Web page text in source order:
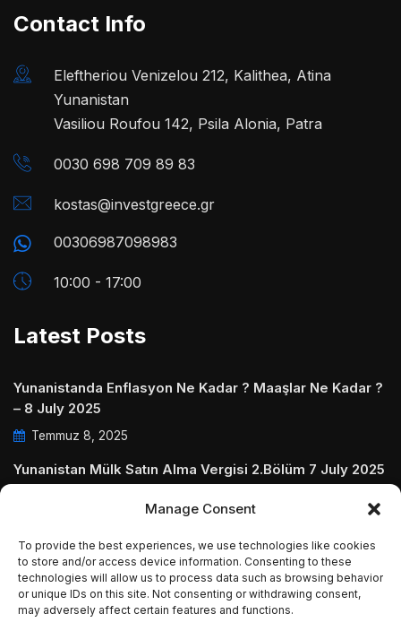
Manage Consent
To provide the best experiences, we use technologies like cookies
to store and/or access device information. Consenting to these
technologies will allow us to process data such as browsing behavior
or unique IDs on this site. Not consenting or withdrawing consent,
may adversely affect certain features and functions.
Contact Info
Eleftheriou Venizelou 212, Kalithea, Atina
Yunanistan
Vasiliou Roufou 142, Psila Alonia, Patra
0030 698 709 89 83
kostas@investgreece.gr
00306987098983
10:00 - 17:00
Latest Posts
Yunanistanda Enflasyon Ne Kadar ? Maaşlar Ne Kadar ?
– 8 July 2025
Temmuz 8, 2025
Yunanistan Mülk Satın Alma Vergisi 2.Bölüm 7 July 2025
July 2025
Temmuz 5, 2025